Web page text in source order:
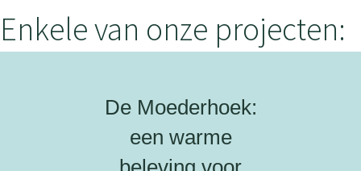
Enkele van onze projecten:
De Moederhoek:
een warme